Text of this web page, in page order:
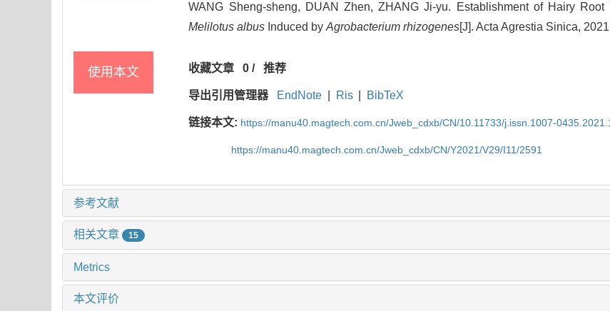
WANG Sheng-sheng, DUAN Zhen, ZHANG Ji-yu. Establishment of Hairy Root
Melilotus albus Induced byAgrobacterium rhizogenes[J]. Acta Agrestia Sinica,
使用本文 收藏文章 0 /推荐
导出引用管理器 EndNote Ris BibTeX
链接本文: https://manu40.magtech.com.cn/Jweb_cdxb/CN/10.11733/j.issn.1007-
https://manu40.magtech.com.cn/Jweb_cdxb/CN/Y2021/V29/I11/2591
参考文献
相关文章 15
Metrics
本文评价